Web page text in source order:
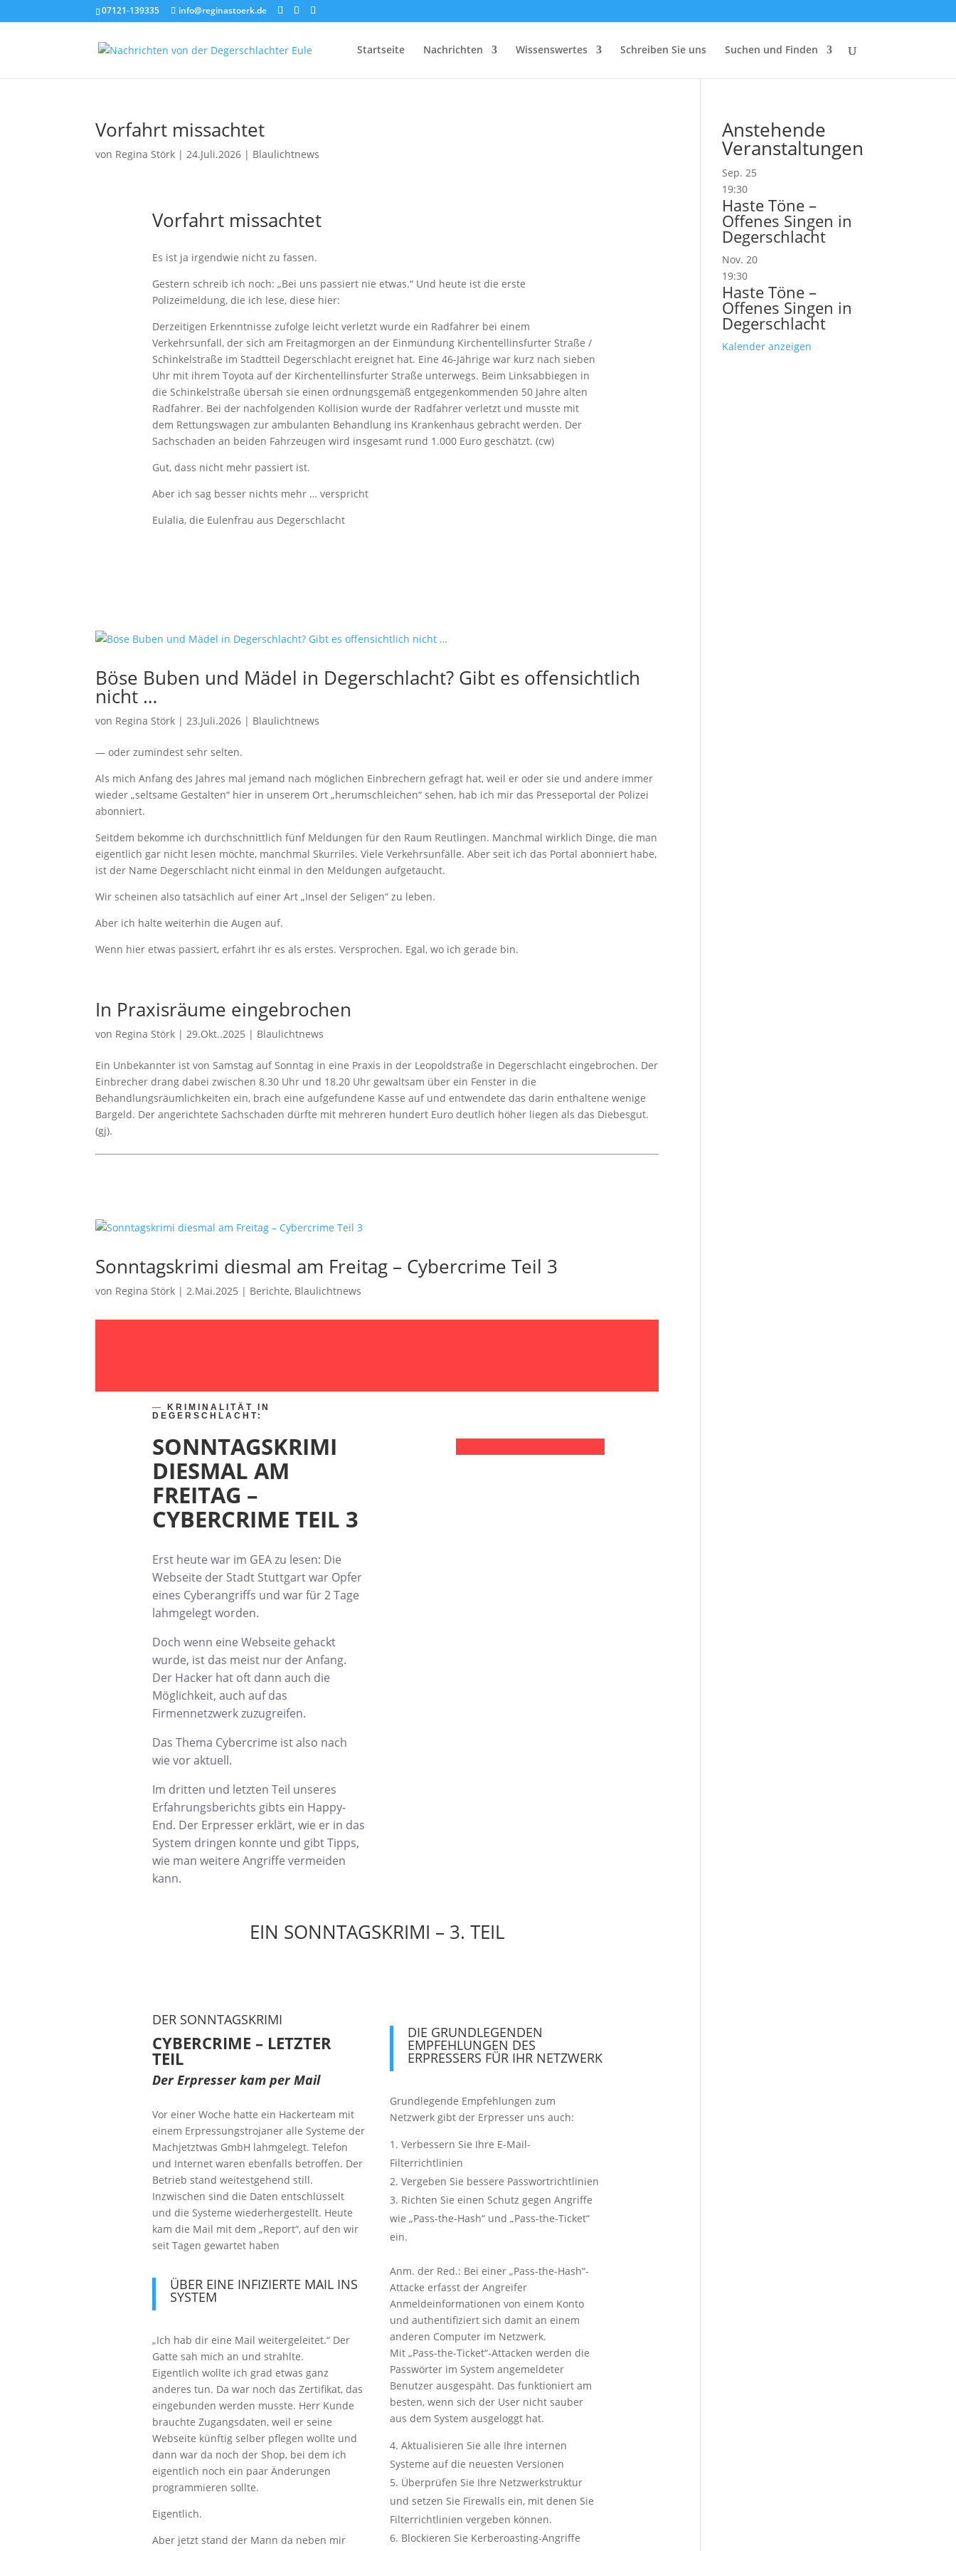
07121-139335 info@reginastoerk.de
Startseite Nachrichten Wissenswertes Schreiben Sie uns Suchen und Finden
Vorfahrt missachtet
von Regina Störk |24.Juli.2026 | Blaulichtnews
Vorfahrt missachtet
Es ist ja irgendwie nicht zu fassen.
Gestern schreib ich noch: „Bei uns passiert nie etwas.“ Und heute ist die erste
Polizeimeldung, die ich lese, diese hier:
Derzeitigen Erkenntnisse zufolge leicht verletzt wurde ein Radfahrer bei einem
Verkehrsunfall, der sich am Freitagmorgen an der Einmündung Kirchentellinsfurter Straße /
Schinkelstraße im Stadtteil Degerschlacht ereignet hat. Eine 46-Jährige war kurz nach sieben
Uhr mit ihrem Toyota auf der Kirchentellinsfurter Straße unterwegs. Beim Linksabbiegen in
die Schinkelstraße übersah sie einen ordnungsgemäß entgegenkommenden 50 Jahre alten
Radfahrer. Bei der nachfolgenden Kollision wurde der Radfahrer verletzt und musste mit
dem Rettungswagen zur ambulanten Behandlung ins Krankenhaus gebracht werden. Der
Sachschaden an beiden Fahrzeugen wird insgesamt rund 1.000 Euro geschätzt. (cw)
Gut, dass nicht mehr passiert ist.
Aber ich sag besser nichts mehr … verspricht
Eulalia, die Eulenfrau aus Degerschlacht
Böse Buben und Mädel in Degerschlacht? Gibt es offensichtlich
nicht …
von Regina Störk |23.Juli.2026 | Blaulichtnews
— oder zumindest sehr selten.
Als mich Anfang des Jahres mal jemand nach möglichen Einbrechern gefragt hat, weil er oder sie und andere immer
wieder „seltsame Gestalten“ hier in unserem Ort „herumschleichen“ sehen, hab ich mir das Presseportal der Polizei
abonniert.
Seitdem bekomme ich durchschnittlich fünf Meldungen für den Raum Reutlingen. Manchmal wirklich Dinge, die man
eigentlich gar nicht lesen möchte, manchmal Skurriles. Viele Verkehrsunfälle. Aber seit ich das Portal abonniert habe,
ist der Name Degerschlacht nicht einmal in den Meldungen aufgetaucht.
Wir scheinen also tatsächlich auf einer Art „Insel der Seligen“ zu leben.
Aber ich halte weiterhin die Augen auf.
Wenn hier etwas passiert, erfahrt ihr es als erstes. Versprochen. Egal, wo ich gerade bin.
In Praxisräume eingebrochen
von Regina Störk |29.Okt..2025 | Blaulichtnews
Ein Unbekannter ist von Samstag auf Sonntag in eine Praxis in der Leopoldstraße in Degerschlacht eingebrochen. Der
Einbrecher drang dabei zwischen 8.30 Uhr und 18.20 Uhr gewaltsam über ein Fenster in die
Behandlungsräumlichkeiten ein, brach eine aufgefundene Kasse auf und entwendete das darin enthaltene wenige
Bargeld. Der angerichtete Sachschaden dürfte mit mehreren hundert Euro deutlich höher liegen als das Diebesgut.
(gj).
Sonntagskrimi diesmal am Freitag – Cybercrime Teil 3
von Regina Störk |2.Mai.2025 | Berichte, Blaulichtnews
—
KRIMINALITÄT IN
DEGERSCHLACHT:
SONNTAGSKRIMI
DIESMAL AM
FREITAG –
CYBERCRIME TEIL 3
Erst heute war im GEA zu lesen: Die
Webseite der Stadt Stuttgart war Opfer
eines Cyberangriffs und war für 2 Tage
lahmgelegt worden.
Doch wenn eine Webseite gehackt
wurde, ist das meist nur der Anfang.
Der Hacker hat oft dann auch die
Möglichkeit, auch auf das
Firmennetzwerk zuzugreifen.
Das Thema Cybercrime ist also nach
wie vor aktuell.
Im dritten und letzten Teil unseres
Erfahrungsberichts gibts ein Happy-
End. Der Erpresser erklärt, wie er in das
System dringen konnte und gibt Tipps,
wie man weitere Angriffe vermeiden
kann.
EIN SONNTAGSKRIMI – 3. TEIL
DER SONNTAGSKRIMI
CYBERCRIME – LETZTER
TEIL
Der Erpresser kam per Mail
Vor einer Woche hatte ein Hackerteam mit
einem Erpressungstrojaner alle Systeme der
Machjetztwas GmbH lahmgelegt. Telefon
und Internet waren ebenfalls betroffen. Der
Betrieb stand weitestgehend still.
Inzwischen sind die Daten entschlüsselt
und die Systeme wiederhergestellt. Heute
kam die Mail mit dem „Report“, auf den wir
seit Tagen gewartet haben
ÜBER EINE INFIZIERTE MAIL INS
SYSTEM
„Ich hab dir eine Mail weitergeleitet.“ Der
Gatte sah mich an und strahlte.
Eigentlich wollte ich grad etwas ganz
anderes tun. Da war noch das Zertifikat, das
eingebunden werden musste. Herr Kunde
brauchte Zugangsdaten, weil er seine
Webseite künftig selber pflegen wollte und
dann war da noch der Shop, bei dem ich
eigentlich noch ein paar Änderungen
programmieren sollte.
Eigentlich.
Aber jetzt stand der Mann da neben mir
DIE GRUNDLEGENDEN
EMPFEHLUNGEN DES
ERPRESSERS FÜR IHR NETZWERK
Grundlegende Empfehlungen zum
Netzwerk gibt der Erpresser uns auch:
Verbessern Sie Ihre E-Mail-
Filterrichtlinien
Vergeben Sie bessere Passwortrichtlinien
Richten Sie einen Schutz gegen Angriffe
wie „Pass-the-Hash“ und „Pass-the-Ticket“
ein.
Anm. der Red.: Bei einer „Pass-the-Hash“-
Attacke erfasst der Angreifer
Anmeldeinformationen von einem Konto
und authentifiziert sich damit an einem
anderen Computer im Netzwerk.
Mit „Pass-the-Ticket“-Attacken werden die
Passwörter im System angemeldeter
Benutzer ausgespäht. Das funktioniert am
besten, wenn sich der User nicht sauber
aus dem System ausgeloggt hat.
Aktualisieren Sie alle Ihre internen
Systeme auf die neuesten Versionen
Überprüfen Sie Ihre Netzwerkstruktur
und setzen Sie Firewalls ein, mit denen Sie
Filterrichtlinien vergeben können.
Blockieren Sie Kerberoasting-Angriffe
Anstehende
Veranstaltungen
Sep.25
19:30
Haste Töne –
Offenes Singen in
Degerschlacht
Nov.20
19:30
Haste Töne –
Offenes Singen in
Degerschlacht
Kalender anzeigen